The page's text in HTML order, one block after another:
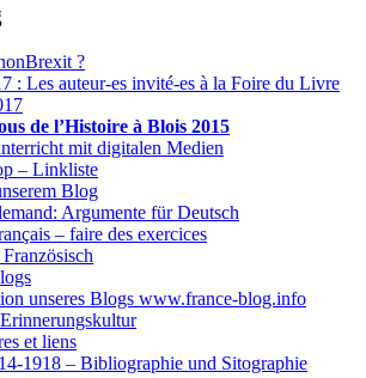
?
: Les auteur-es invité-es à la Foire du Livre
de l’Histoire à Blois 2015
mit digitalen Medien
– Linkliste
Blog
Argumente für Deutsch
– faire des exercices
unseres Blogs www.france-blog.info
et liens
1918 – Bibliographie und Sitographie